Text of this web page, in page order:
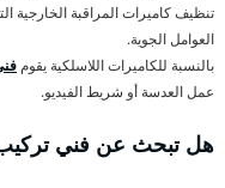
تنظيف كاميرات المراقبة الخارجية
العوامل الجوية.
بالنسبة للكاميرات اللاسلكية يقوم
عمل العدسة أو شريط الفيديو.
هل تبحث عن فني تركيب